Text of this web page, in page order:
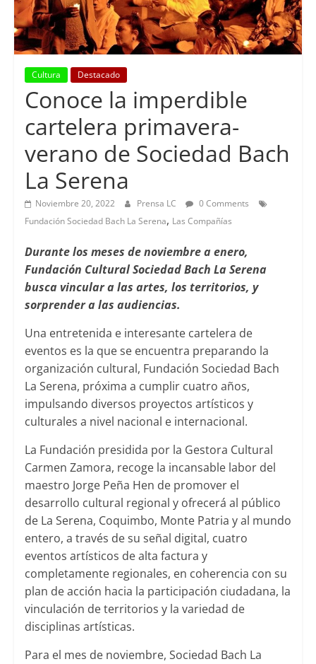
Cultura Destacado
Conoce la imperdible
cartelera primavera-
verano de Sociedad Bach
La Serena
Noviembre 20, 2022 Prensa LC
0 Comments
Fundación Sociedad Bach La Serena, Las Compañías
Durante los meses de noviembre a enero,
Fundación Cultural Sociedad Bach La Serena
busca vincular a las artes, los territorios, y
sorprender a las audiencias.
Una entretenida e interesante cartelera de
eventos es la que se encuentra preparando la
organización cultural, Fundación Sociedad Bach
La Serena, próxima a cumplir cuatro años,
impulsando diversos proyectos artísticos y
culturales a nivel nacional e internacional.
La Fundación presidida por la Gestora Cultural
Carmen Zamora, recoge la incansable labor del
maestro Jorge Peña Hen de promover el
desarrollo cultural regional y ofrecerá al público
de La Serena, Coquimbo, Monte Patria y al mundo
entero, a través de su señal digital, cuatro
eventos artísticos de alta factura y
completamente regionales, en coherencia con su
plan de acción hacia la participación ciudadana, la
vinculación de territorios y la variedad de
disciplinas artísticas.
Para el mes de noviembre, Sociedad Bach La